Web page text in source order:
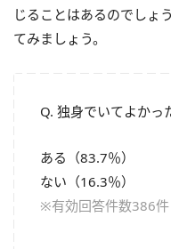
じることはあるのでしょ
てみましょう。
Q. 独身でいてよかっ
ある（83.7％）
ない（16.3％）
※有効回答件数386件